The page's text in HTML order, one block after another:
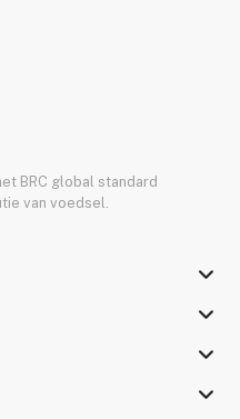
BRC global standard
van voedsel.